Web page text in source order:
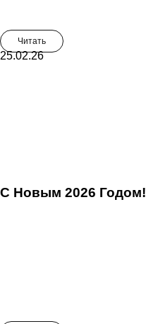
Читать
25.02.26
С Новым 2026 Годом!